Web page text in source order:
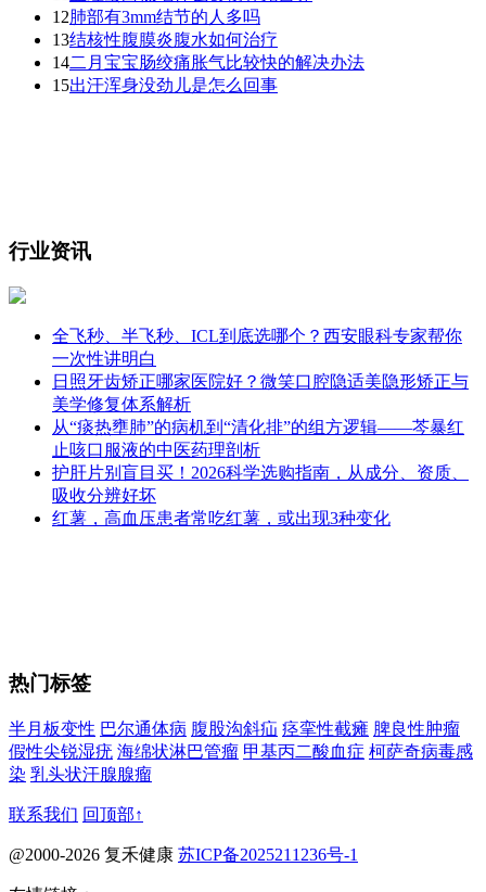
12肺部有3mm结节的人多吗
13结核性腹膜炎腹水如何治疗
14二月宝宝肠绞痛胀气比较快的解决办法
15出汗浑身没劲儿是怎么回事
行业资讯
全飞秒、半飞秒、ICL到底选哪个？西安眼科专家帮你
一次性讲明白
日照牙齿矫正哪家医院好？微笑口腔隐适美隐形矫正与
美学修复体系解析
从“痰热壅肺”的病机到“清化排”的组方逻辑——芩暴红
止咳口服液的中医药理剖析
护肝片别盲目买！2026科学选购指南，从成分、资质、
吸收分辨好坏
红薯，高血压患者常吃红薯，或出现3种变化
热门标签
半月板变性 巴尔通体病 腹股沟斜疝 痉挛性截瘫 脾良性肿瘤
假性尖锐湿疣 海绵状淋巴管瘤 甲基丙二酸血症 柯萨奇病毒感
染 乳头状汗腺腺瘤
联系我们 回顶部↑
@2000-2026 复禾健康 苏ICP备2025211236号-1